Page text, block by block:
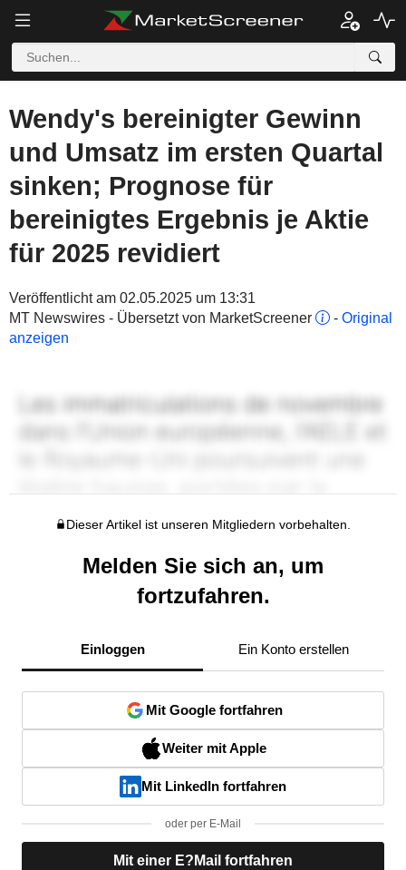
Wendy's bereinigter Gewinn
und Umsatz im ersten Quartal
sinken; Prognose für
bereinigtes Ergebnis je Aktie
für 2025 revidiert
Veröffentlicht am 02.05.2025 um 13:31
MT Newswires - Übersetzt von MarketScreener
- Original
anzeigen
Dieser Artikel ist unseren Mitgliedern vorbehalten.
Melden Sie sich an, um
fortzufahren.
Einloggen Ein Konto erstellen
Mit Google fortfahren
Weiter mit Apple
Mit LinkedIn fortfahren
oder per E-Mail
Mit einer E?Mail fortfahren